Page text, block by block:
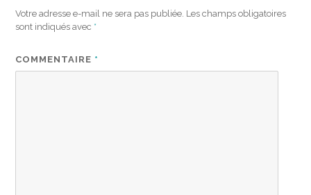
Votre adresse e-mail ne sera pas publiée. Les champs obligatoires
sont indiqués avec *
COMMENTAIRE *